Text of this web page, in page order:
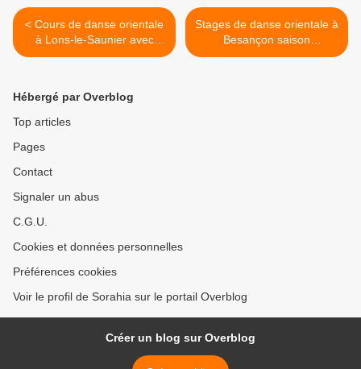
< Cours de danse orientale
à Lons-le-Saunier avec
Sorahia saison 2025/2026
Stages de danse orientale à
Besançon saison
2025/2026 >
Hébergé par Overblog
Top articles
Pages
Contact
Signaler un abus
C.G.U.
Cookies et données personnelles
Préférences cookies
Voir le profil de Sorahia sur le portail Overblog
Créer un blog sur Overblog